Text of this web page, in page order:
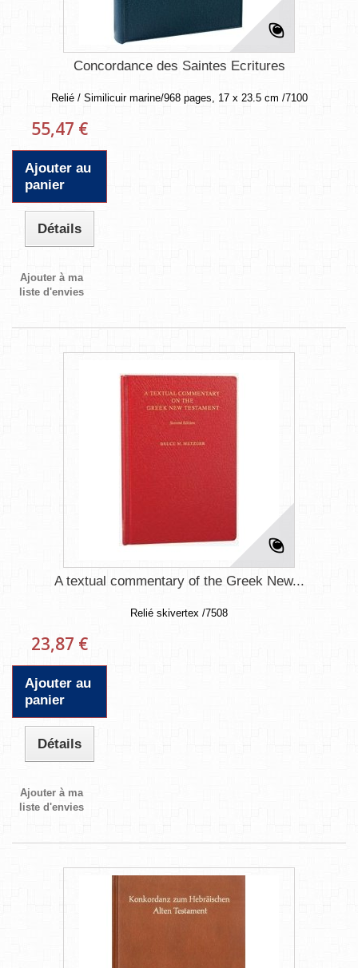
Concordance des Saintes Ecritures
Relié / Similicuir marine/968 pages, 17 x 23.5 cm /7100
55,47 €
Ajouter au
panier
Détails
Ajouter à ma
liste d'envies
A textual commentary of the Greek New...
Relié skivertex /7508
23,87 €
Ajouter au
panier
Détails
Ajouter à ma
liste d'envies